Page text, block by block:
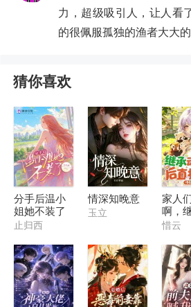
力，超级吸引人，让人看
的很佩服孤独的渔者大大的
猜你喜欢
分手后温小
姐她不装了
止归西
情深知晚意
玉立
家人
啊，
物园
惜云